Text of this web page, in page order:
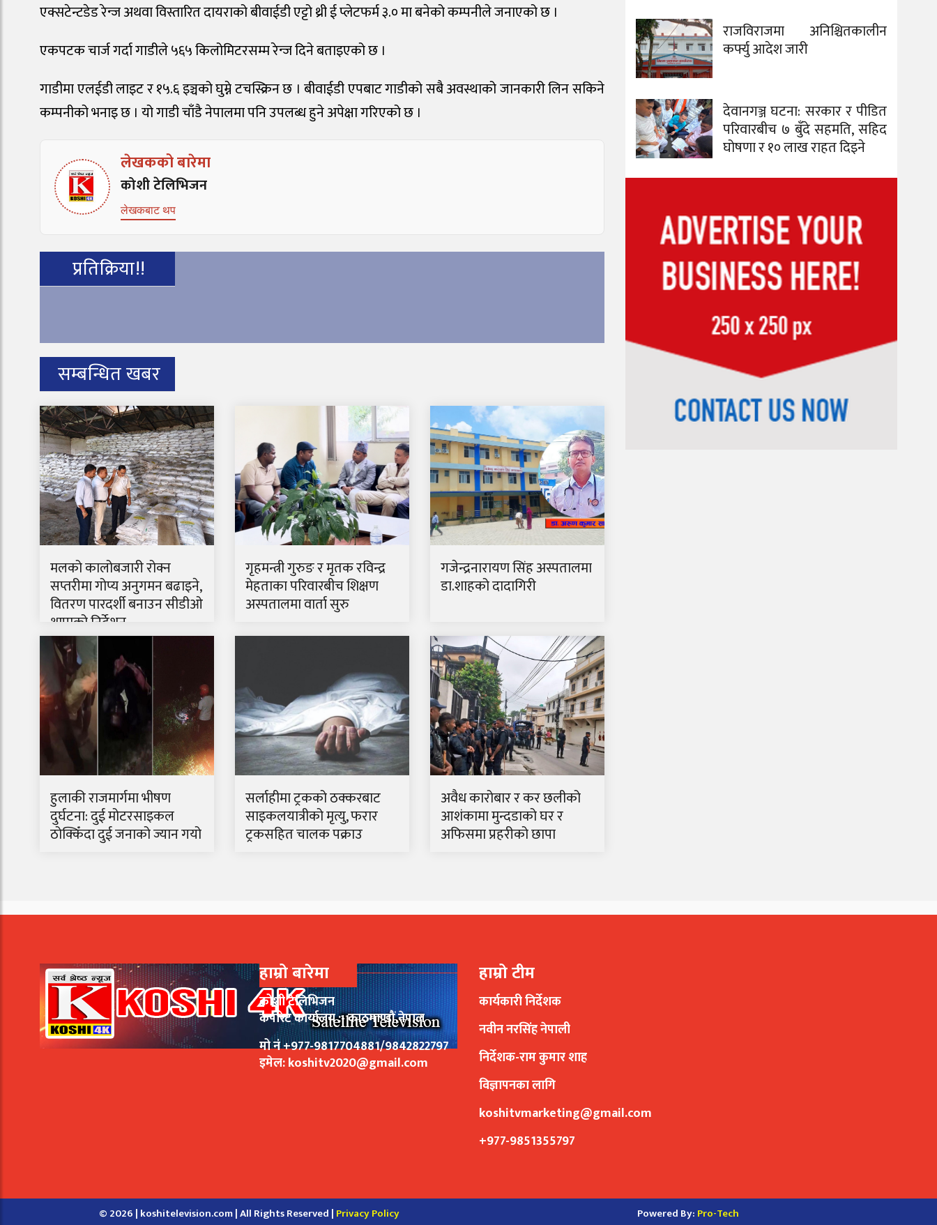
एक्सटेन्टडेड रेन्ज अथवा विस्तारित दायराको बीवाईडी एट्टो थ्री ई प्लेटफर्म ३.० मा बनेको कम्पनीले जनाएको छ ।
एकपटक चार्ज गर्दा गाडीले ५६५ किलोमिटरसम्म रेन्ज दिने बताइएको छ ।
गाडीमा एलईडी लाइट र १५.६ इञ्चको घुम्ने टचस्क्रिन छ । बीवाईडी एपबाट गाडीको सबै अवस्थाको जानकारी लिन सकिने
कम्पनीको भनाइ छ । यो गाडी चाँडै नेपालमा पनि उपलब्ध हुने अपेक्षा गरिएको छ ।
लेखकको बारेमा
कोशी टेलिभिजन
लेखकबाट थप
प्रतिक्रिया!!
सम्बन्धित खबर
मलको कालोबजारी रोक्न
सप्तरीमा गोप्य अनुगमन बढाइने,
वितरण पारदर्शी बनाउन सीडीओ
थापाको निर्देशन
गृहमन्त्री गुरुङ र मृतक रविन्द्र
मेहताका परिवारबीच शिक्षण
अस्पतालमा वार्ता सुरु
गजेन्द्रनारायण सिंह अस्पतालमा
डा.शाहको दादागिरी
हुलाकी राजमार्गमा भीषण
दुर्घटना: दुई मोटरसाइकल
ठोक्किँदा दुई जनाको ज्यान गयो
सर्लाहीमा ट्रकको ठक्करबाट
साइकलयात्रीको मृत्यु, फरार
ट्रकसहित चालक पक्राउ
अवैध कारोबार र कर छलीको
आशंकामा मुन्दडाको घर र
अफिसमा प्रहरीको छापा
राजविराजमा अनिश्चितकालीन
कर्फ्यु आदेश जारी
देवानगञ्ज घटना: सरकार र पीडित
परिवारबीच ७ बुँदे सहमति, सहिद
घोषणा र १० लाख राहत दिइने
हाम्रो बारेमा
कोशी टेलिभिजन
कर्पोरेट कार्यालय :- काठमाण्डौं,नेपाल
मो नं +977-9817704881/9842822797
इमेल:koshitv2020@gmail.com
हाम्रो टीम
कार्यकारी निर्देशक
नवीन नरसिंह नेपाली
निर्देशक-राम कुमार शाह
विज्ञापनका लागि
koshitvmarketing@gmail.com
+977-9851355797
© 2026 | koshitelevision.com | All Rights Reserved | Privacy Policy Powered By: Pro-Tech